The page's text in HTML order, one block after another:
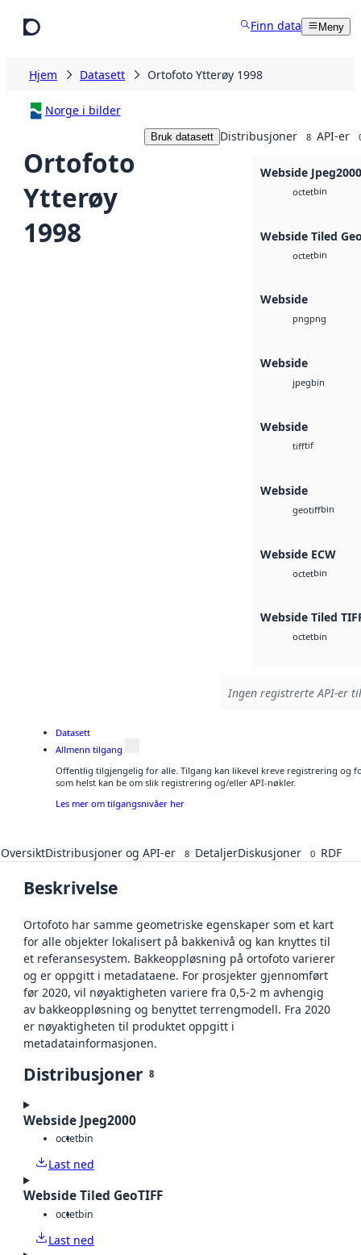
Finn data Meny
Hjem Datasett Ortofoto Ytterøy 1998
Norge i bilder
Ortofoto
Ytterøy
1998
Bruk datasett Distribusjoner 8 API-er
Webside Jpeg2000
octetbin
Webside Tiled
octetbin
Webside
pngpng
Webside
jpegbin
Webside
tifftif
Webside
geotiffbin
Webside ECW
octetbin
Webside Tiled
octetbin
Ingen registrerte API-er
Datasett
Allmenn tilgang
Offentlig tilgjengelig for alle. Tilgang kan likevel kreve registrering og
som helst kan be om slik registrering og/eller API-nøkler.
Les mer om tilgangsnivåer her
OversiktDistribusjoner og API-er 8 DetaljerDiskusjoner 0 RDF
Beskrivelse
Ortofoto har samme geometriske egenskaper som et kart
for alle objekter lokalisert på bakkenivå og kan knyttes til
et referansesystem. Bakkeoppløsning på ortofoto varierer
og er oppgitt i metadataene. For prosjekter gjennomført
før 2020, vil nøyaktigheten variere fra 0,5-2 m avhengig
av bakkeoppløsning og benyttet terrengmodell. Fra 2020
er nøyaktigheten til produktet oppgitt i
metadatainformasjonen.
Distribusjoner 8
Webside Jpeg2000
octetbin
Last ned
Webside Tiled GeoTIFF
octetbin
Last ned